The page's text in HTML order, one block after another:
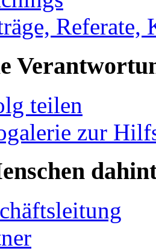
Referate,
teilen
zur